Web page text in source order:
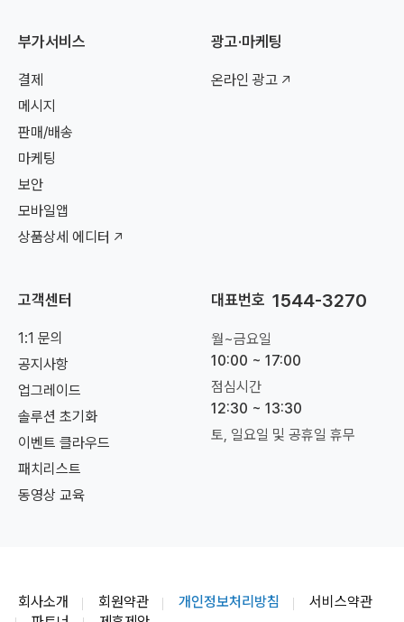
부가서비스
결제
메시지
판매/배송
마케팅
보안
모바일앱
상품상세 에디터
광고·마케팅
온라인 광고
고객센터
1:1 문의
공지사항
업그레이드
솔루션 초기화
이벤트 클라우드
패치리스트
동영상 교육
대표번호 1544-3270
월~금요일
10:00 ~ 17:00
점심시간
12:30 ~ 13:30
토, 일요일 및 공휴일 휴무
회사소개 회원약관 개인정보처리방침
서비스약관